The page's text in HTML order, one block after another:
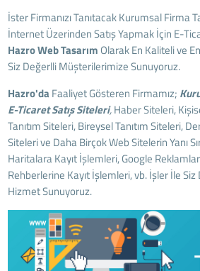
İster Firmanızı Tanıtacak Kurumsal Firma
İnternet Üzerinden Satış Yapmak İçin E-
HazroWeb Tasarım Olarak En Kaliteli ve
Siz Değerlli Müşterilerimize Sunuyoruz.
Hazro'da Faaliyet Gösteren Firmamız;
E-Ticaret Satış Siteleri,Haber Siteleri,
Tanıtım Siteleri, Bireysel Tanıtım Siteleri,
Siteleri ve Daha Birçok Web Sitelerin Yanı
Haritalara Kayıt İşlemleri, Google
Rehberlerine Kayıt İşlemleri, vb. İşler İle
Hizmet Sunuyoruz.